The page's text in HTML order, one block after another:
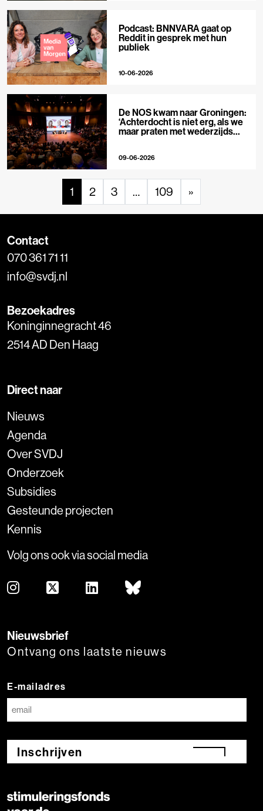
Podcast: BNNVARA gaat op
Reddit in gesprek met hun
publiek
10-06-2026
De NOS kwam naar Groningen:
‘Achterdocht is niet erg, als we
maar praten met wederzijds
09-06-2026
1 2 3 … 109 »
Contact
070 361 71 11
info@svdj.nl
Bezoekadres
Koninginnegracht 46
2514 AD Den Haag
Direct naar
Nieuws
Agenda
Over SVDJ
Onderzoek
Subsidies
Gesteunde projecten
Kennis
Volg ons ook via social media
Nieuwsbrief
Ontvang ons laatste nieuws
E-mailadres
Inschrijven